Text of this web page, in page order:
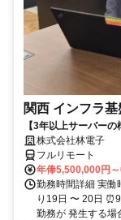
関西 インフラ
【3年以上サーバー
株式会社林電子
フルリモート
年俸5,500,000円
勤務時間詳細 実働
り19日 〜 20日
勤務が 発生する場